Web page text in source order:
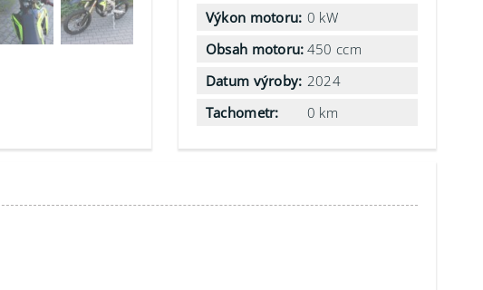
Výkon motoru: 0 kW
Obsah motoru: 450 ccm
Datum výroby: 2024
Tachometr:
0 km